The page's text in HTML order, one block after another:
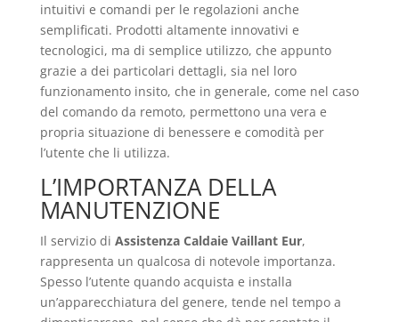
intuitivi e comandi per le regolazioni anche
semplificati. Prodotti altamente innovativi e
tecnologici, ma di semplice utilizzo, che appunto
grazie a dei particolari dettagli, sia nel loro
funzionamento insito, che in generale, come nel caso
del comando da remoto, permettono una vera e
propria situazione di benessere e comodità per
l’utente che li utilizza.
L’IMPORTANZA DELLA
MANUTENZIONE
Il servizio di Assistenza Caldaie Vaillant Eur,
rappresenta un qualcosa di notevole importanza.
Spesso l’utente quando acquista e installa
un’apparecchiatura del genere, tende nel tempo a